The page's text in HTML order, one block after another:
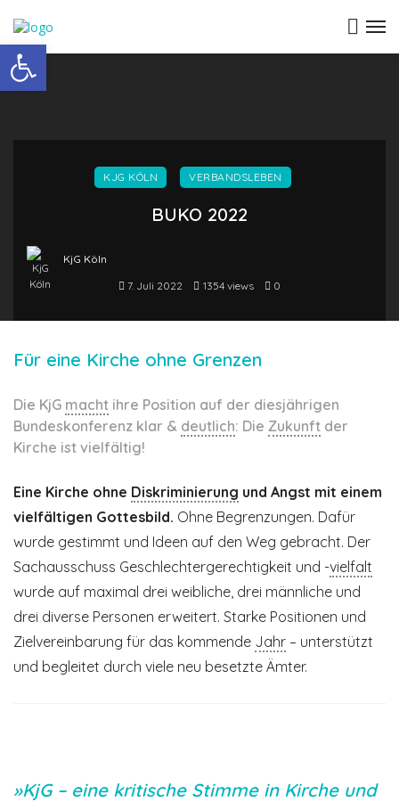
KJG KÖLN VERBANDSLEBEN
BUKO 2022
KjG Köln
7. Juli 2022
1354 views 0
Für eine Kirche ohne Grenzen
Die KjG macht ihre Position auf der diesjährigen
Bundeskonferenz klar & deutlich: Die Zukunft der
Kirche ist vielfältig!
Eine Kirche ohne Diskriminierung und Angst mit einem
vielfältigen Gottesbild. Ohne Begrenzungen. Dafür
wurde gestimmt und Ideen auf den Weg gebracht. Der
Sachausschuss Geschlechtergerechtigkeit und -vielfalt
wurde auf maximal drei weibliche, drei männliche und
drei diverse Personen erweitert. Starke Positionen und
Zielvereinbarung für das kommende Jahr – unterstützt
und begleitet durch viele neu besetzte Ämter.
»KjG – eine kritische Stimme in Kirche und
Open toolbar